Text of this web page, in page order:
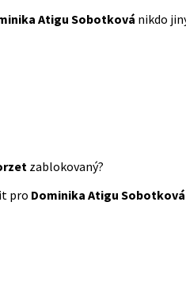
Atigu Sobotková nikdo
zablokovaný?
pro Dominika Atigu Sobotková